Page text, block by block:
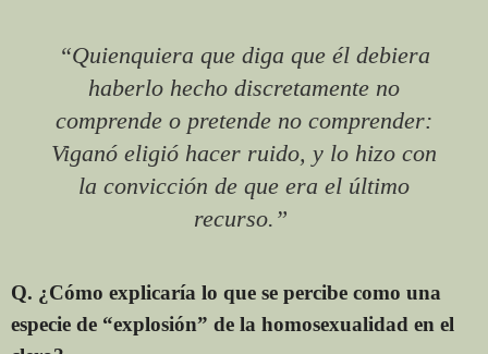
“Quienquiera que diga que él debiera
haberlo hecho discretamente no
comprende o pretende no comprender:
Viganó eligió hacer ruido, y lo hizo con
la convicción de que era el último
recurso.”
Q. ¿Cómo explicaría lo que se percibe como una
especie de “explosión” de la homosexualidad en el